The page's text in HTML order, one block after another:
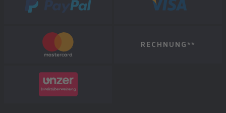
RECHNUNG**